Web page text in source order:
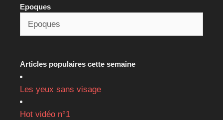
Epoques
Articles populaires cette semaine
Les yeux sans visage
Hot vidéo n°1